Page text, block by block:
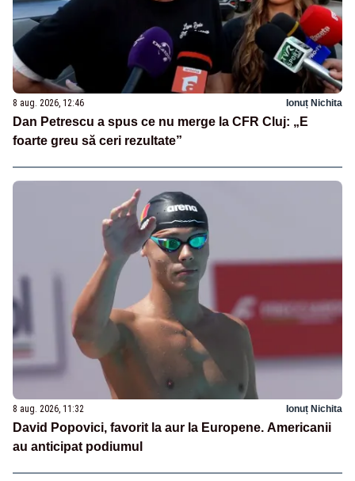
8 aug. 2026, 12:46 Ionuț Nichita
Dan Petrescu a spus ce nu merge la CFR Cluj: „E
foarte greu să ceri rezultate”
8 aug. 2026, 11:32 Ionuț Nichita
David Popovici, favorit la aur la Europene. Americanii
au anticipat podiumul